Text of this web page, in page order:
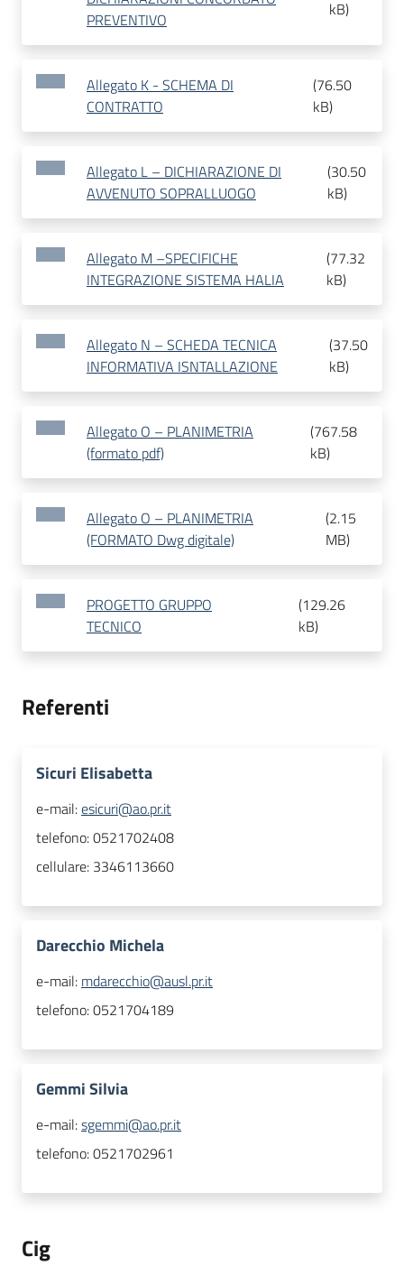
PREVENTIVO
kB)
Allegato K - SCHEMA DI
CONTRATTO
(76.50
kB)
Allegato L – DICHIARAZIONE DI
AVVENUTO SOPRALLUOGO
(30.50
kB)
Allegato M –SPECIFICHE
INTEGRAZIONE SISTEMA HALIA
(77.32
kB)
Allegato N – SCHEDA TECNICA
INFORMATIVA ISNTALLAZIONE
(37.50
kB)
Allegato O – PLANIMETRIA
(formato pdf)
(767.58
kB)
Allegato O – PLANIMETRIA
(FORMATO Dwg digitale)
(2.15
MB)
PROGETTO GRUPPO
TECNICO
(129.26
kB)
Referenti
Sicuri Elisabetta
e-mail:esicuri@ao.pr.it
telefono:0521702408
cellulare: 3346113660
Darecchio Michela
e-mail: mdarecchio@ausl.pr.it
telefono:0521704189
Gemmi Silvia
e-mail:sgemmi@ao.pr.it
telefono:0521702961
Cig